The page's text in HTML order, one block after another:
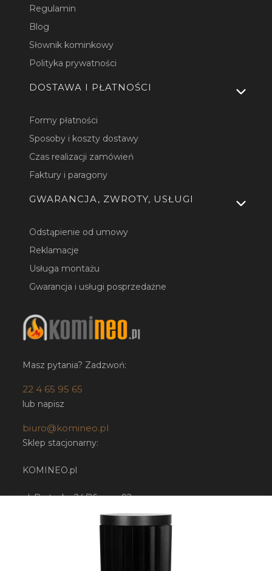
Regulamin
Blog
Słownik kominkowy
Polityka prywatności
DOSTAWA I PŁATNOŚCI
Formy płatności
Sposoby i koszty dostawy
Czas realizacji zamówień
Faktury i paragony
GWARANCJA, ZWROTY, USŁUGI
Odstąpienie od umowy
Reklamacje
Usługa montażu
Gwarancja i usługi posprzedażne
Masz pytania? Zadzwoń:
22 4 65 95 65
lub napisz
biuro@komineo.pl
Sklep stacjonarny:
KOMINEO.pl
ul. Bartycka 24/26 paw. 92